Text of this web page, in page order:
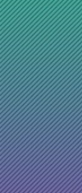
Marseille